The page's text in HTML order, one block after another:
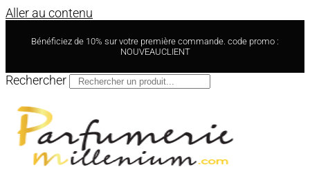
Aller au contenu
Bénéficiez de 10% sur votre première commande. code promo :
NOUVEAUCLIENT
Rechercher